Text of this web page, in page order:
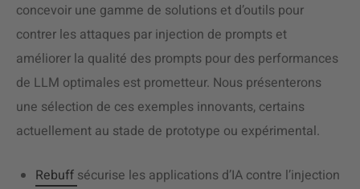
concevoir une gamme de solutions et d’outils pour
contrer les attaques par injection de prompts et
améliorer la qualité des prompts pour des performances
de LLM optimales est prometteur. Nous présenterons
une sélection de ces exemples innovants, certains
actuellement au stade de prototype ou expérimental.
Rebuff sécurise les applications d’IA contre l’injection